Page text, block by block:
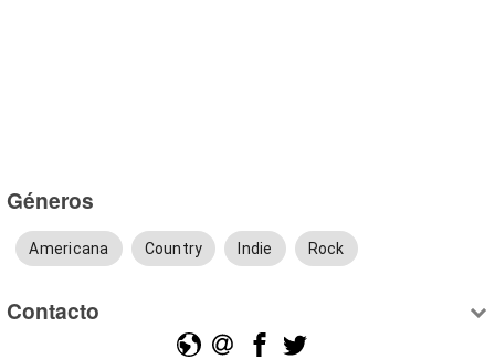
Géneros
Americana Country Indie Rock
Contacto